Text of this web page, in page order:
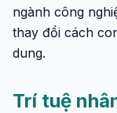
ngành công
thay đổi cách
dung.
Trí tuệ